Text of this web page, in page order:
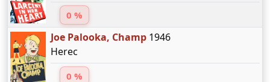
0 %
Joe Palooka, Champ1946
Herec
0 %